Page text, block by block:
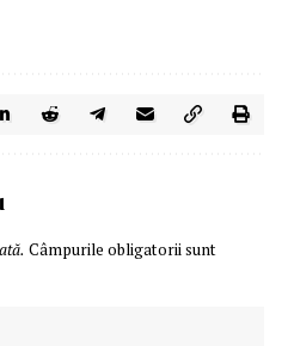
Câmpurile obligatorii sunt